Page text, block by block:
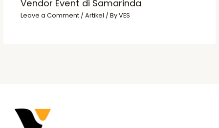
Vendor Event di Samarinda
Leave a Comment / Artikel / ByVES